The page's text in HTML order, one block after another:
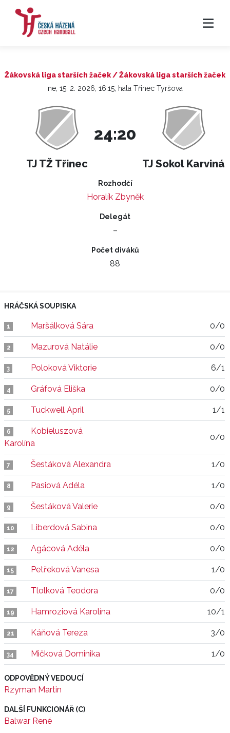
Žákovská liga starších žaček / Žákovská liga starších žaček
ne, 15. 2. 2026, 16:15, hala Třinec Tyršova
TJ TŽ Třinec
24:20
TJ Sokol Karviná
Rozhodčí
Horalík Zbyněk
Delegát
–
Počet diváků
88
HRÁČSKÁ SOUPISKA
1 Maršálková Sára 0/0
2 Mazurová Natálie 0/0
3 Poloková Viktorie 6/1
4 Gráfová Eliška 0/0
5 Tuckwell April 1/1
6
Kobieluszová
Karolína
0/0
7 Šestáková Alexandra 1/0
8 Pasiová Adéla 1/0
9 Šestáková Valerie 0/0
10 Liberdová Sabina 0/0
12 Agácová Adéla 0/0
15 Petřeková Vanesa 1/0
17 Tlolková Teodora 0/0
19 Hamroziová Karolína 10/1
21 Káňová Tereza 3/0
34 Mičková Dominika 1/0
ODPOVĚDNÝ VEDOUCÍ
Rzyman Martin
DALŠÍ FUNKCIONÁŘ (C)
Balwar René